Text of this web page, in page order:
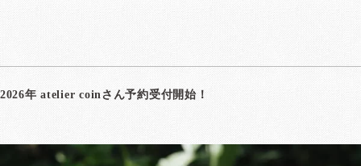
2026年atelier coinさん予約受付開始！